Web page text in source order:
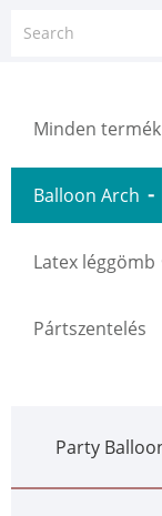
Minden termék
Balloon Arch
Latex léggömb
Pártszentelés
Party